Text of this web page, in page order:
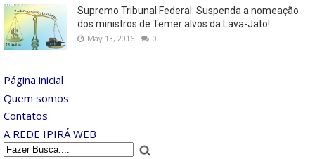
Supremo Tribunal Federal: Suspenda a nomeação
dos ministros de Temer alvos da Lava-Jato!
May 13, 2016 0
Página inicial
Quem somos
Contatos
A REDE IPIRÁ WEB